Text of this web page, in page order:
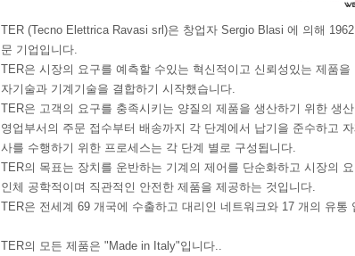
TER (Tecno Elettrica Ravasi srl)은 창업자 Sergio Blasi 에 의해
문 기업입니다.
TER은 시장의 요구를 예측할 수있는 혁신적이고 신뢰성있는 제품
자기술과 기계기술을 결합하기 시작했습니다.
TER은 고객의 요구를 충족시키는 양질의 제품을 생산하기 위한 생
영업부서의 주문 접수부터 배송까지 각 단계에서 납기을 준수하고
사를 수행하기 위한 프로세스는 각 단계 별로 구성됩니다.
TER의 목표는 장치를 운반하는 기계의 제어를 단순화하고 시장의
인체 공학적이며 직관적인 안전한 제품을 제공하는 것입니다.
TER은 전세계 69 개국에 수출하고 대리인 네트워크와 17 개의 유통
TER의 모든 제품은 "Made in Italy"입니다..